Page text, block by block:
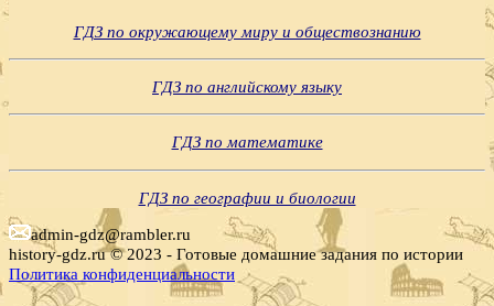
ГДЗ по окружающему миру и обществознанию
ГДЗ по английскому языку
ГДЗ по математике
ГДЗ по географии и биологии
admin-gdz@rambler.ru
history-gdz.ru © 2023 - Готовые домашние задания по истории
Политика конфиденциальности